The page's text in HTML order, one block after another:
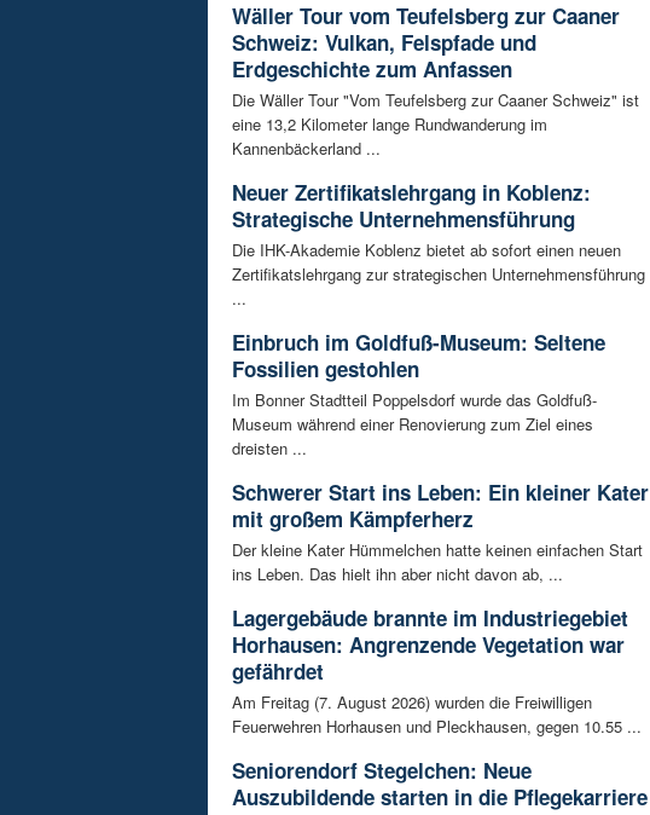
Wäller Tour vom Teufelsberg zur Caaner
Schweiz: Vulkan, Felspfade und
Erdgeschichte zum Anfassen
Die Wäller Tour "Vom Teufelsberg zur Caaner Schweiz" ist
eine 13,2 Kilometer lange Rundwanderung im
Kannenbäckerland ...
Neuer Zertifikatslehrgang in Koblenz:
Strategische Unternehmensführung
Die IHK-Akademie Koblenz bietet ab sofort einen neuen
Zertifikatslehrgang zur strategischen Unternehmensführung
...
Einbruch im Goldfuß-Museum: Seltene
Fossilien gestohlen
Im Bonner Stadtteil Poppelsdorf wurde das Goldfuß-
Museum während einer Renovierung zum Ziel eines
dreisten ...
Schwerer Start ins Leben: Ein kleiner Kater
mit großem Kämpferherz
Der kleine Kater Hümmelchen hatte keinen einfachen Start
ins Leben. Das hielt ihn aber nicht davon ab, ...
Lagergebäude brannte im Industriegebiet
Horhausen: Angrenzende Vegetation war
gefährdet
Am Freitag (7. August 2026) wurden die Freiwilligen
Feuerwehren Horhausen und Pleckhausen, gegen 10.55 ...
Seniorendorf Stegelchen: Neue
Auszubildende starten in die Pflegekarriere